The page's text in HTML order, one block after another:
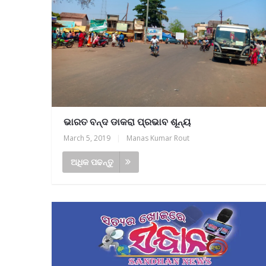
ଭାରତ ବନ୍ଦ ଡାକରା ପ୍ରଭାବ ଶୂନ୍ୟ
March 5, 2019 Manas Kumar Rout
ଅଧିକ ପଢନ୍ତୁ
ଆବଶ୍ୟକ, ଯୋଗାଯୋଗ-